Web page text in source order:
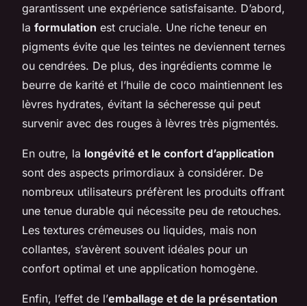
garantissent une expérience satisfaisante. D’abord,
la formulation est cruciale. Une riche teneur en
pigments évite que les teintes ne deviennent ternes
ou cendrées. De plus, des ingrédients comme le
beurre de karité et l’huile de coco maintiennent les
lèvres hydrates, évitant la sécheresse qui peut
survenir avec des rouges à lèvres très pigmentés.
En outre, la longévité et le confort d’application
sont des aspects primordiaux à considérer. De
nombreux utilisateurs préfèrent les produits offrant
une tenue durable qui nécessite peu de retouches.
Les textures crémeuses ou liquides, mais non
collantes, s’avèrent souvent idéales pour un
confort optimal et une application homogène.
Enfin, l’effet de l’emballage et de la présentation